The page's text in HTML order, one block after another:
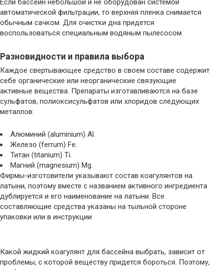
Если бассейн небольшой и не оборудован системой
автоматической фильтрации, то верхняя пленка снимается
обычным сачком. Для очистки дна придется
воспользоваться специальным водяным пылесосом.
Разновидности и правила выбора
Каждое свертывающее средство в своем составе содержит
себе органические или неорганические связующие
активные вещества. Препараты изготавливаются на базе
сульфатов, полиоксисульфатов или хлоридов следующих
металлов:
Алюминий (aluminium) Al.
Железо (ferrum) Fe.
Титан (titanium) Ti.
Магний (magnesium) Mg.
Фирмы-изготовители указывают состав коагулянтов на
латыни, поэтому вместе с названием активного ингредиента
дублируется и его наименование на латыни. Все
составляющие средства указаны на тыльной стороне
упаковки или в инструкции.
Какой жидкий коагулянт для бассейна выбрать, зависит от
проблемы, с которой веществу придется бороться. Поэтому,